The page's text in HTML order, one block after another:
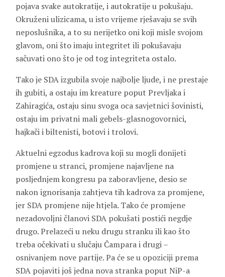
pojava svake autokratije, i autokratije u pokušaju.
Okruženi ulizicama, u isto vrijeme rješavaju se svih
neposlušnika, a to su nerijetko oni koji misle svojom
glavom, oni što imaju integritet ili pokušavaju
sačuvati ono što je od tog integriteta ostalo.
Tako je SDA izgubila svoje najbolje ljude, i ne prestaje
ih gubiti, a ostaju im kreature poput Prevljaka i
Zahiragića, ostaju sinu svoga oca savjetnici šovinisti,
ostaju im privatni mali gebels-glasnogovornici,
hajkači i biltenisti, botovi i trolovi.
Aktuelni egzodus kadrova koji su mogli donijeti
promjene u stranci, promjene najavljene na
posljednjem kongresu pa zaboravljene, desio se
nakon ignorisanja zahtjeva tih kadrova za promjene,
jer SDA promjene nije htjela. Tako će promjene
nezadovoljni članovi SDA pokušati postići negdje
drugo. Prelazeći u neku drugu stranku ili kao što
treba očekivati u slučaju Čampara i drugi –
osnivanjem nove partije. Pa će se u opoziciji prema
SDA pojaviti još jedna nova stranka poput NiP-a